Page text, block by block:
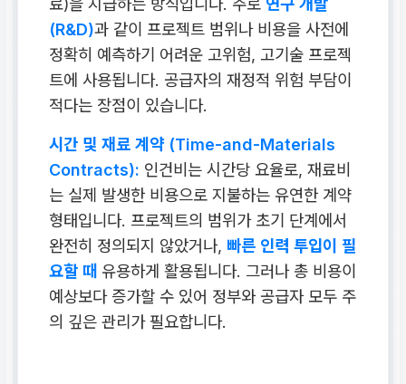
(R&D)과 같이 프로젝트 범위나 비용을 사전에
정확히 예측하기 어려운 고위험, 고기술 프로젝
트에 사용됩니다. 공급자의 재정적 위험 부담이
적다는 장점이 있습니다.
시간 및 재료 계약 (Time-and-Materials
Contracts): 인건비는 시간당 요율로, 재료비
는 실제 발생한 비용으로 지불하는 유연한 계약
형태입니다. 프로젝트의 범위가 초기 단계에서
완전히 정의되지 않았거나, 빠른 인력 투입이 필
요할 때 유용하게 활용됩니다. 그러나 총 비용이
예상보다 증가할 수 있어 정부와 공급자 모두 주
의 깊은 관리가 필요합니다.